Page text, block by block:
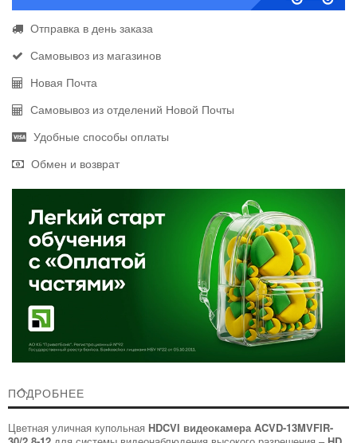
Отправка в день заказа
Самовывоз из магазинов
Новая Почта
Самовывоз из отделений Новой Почты
Удобные способы оплаты
Обмен и возврат
ПОДРОБНЕЕ
Цветная уличная купольная HDCVI видеокамера ACVD-13MVFIR-